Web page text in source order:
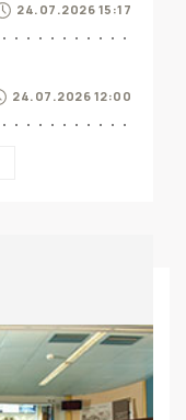
24.07.2026 15:17
24.07.2026 12:00